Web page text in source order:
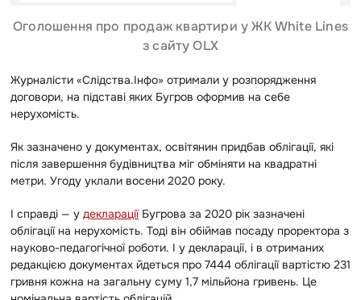
Оголошення про продаж квартири у ЖК White Lines
з сайту OLX
Журналісти «Слідства.Інфо» отримали у розпорядження
договори, на підставі яких Бугров оформив на себе
нерухомість.
Як зазначено у документах, освітянин придбав облігації, які
після завершення будівництва міг обміняти на квадратні
метри. Угоду уклали восени 2020 року.
І справді — у деклараціїБугрова за 2020 рік зазначені
облігації на нерухомість. Тоді він обіймав посаду проректора з
науково-педагогічної роботи. І у декларації, і в отриманих
редакцією документах йдеться про 7444 облігації вартістю 231
гривня кожна на загальну суму 1,7 мільйона гривень. Це